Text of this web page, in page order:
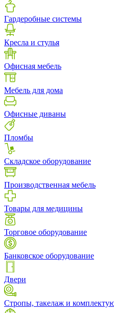
Гардеробные системы
Кресла и стулья
Офисная мебель
Мебель для дома
Офисные диваны
Пломбы
Складское оборудование
Производственная мебель
Товары для медицины
Торговое оборудование
Банковское оборудование
Двери
Стропы, такелаж и